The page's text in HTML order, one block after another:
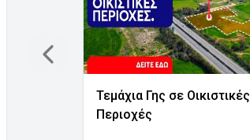
Τεμάχια Γης σε Οικιστικές
Περιοχές